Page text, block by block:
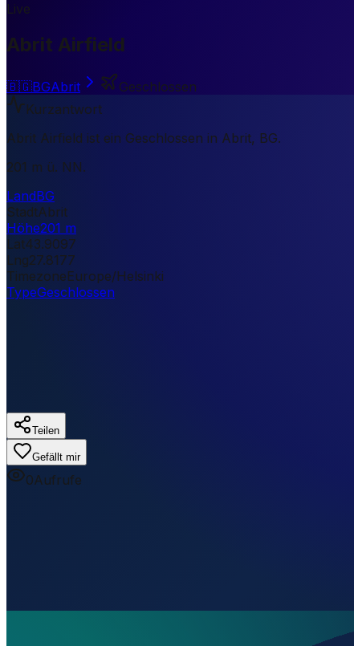
Live
Abrit Airfield
🇧🇬BGAbrit
Geschlossen
Kurzantwort
Abrit Airfield ist ein Geschlossen in Abrit, BG.
201 m ü. NN.
LandBG
StadtAbrit
Höhe201 m
Lat43.9097
Lng27.8177
TimezoneEurope/Helsinki
TypeGeschlossen
Teilen
Gefällt mir
0Aufrufe